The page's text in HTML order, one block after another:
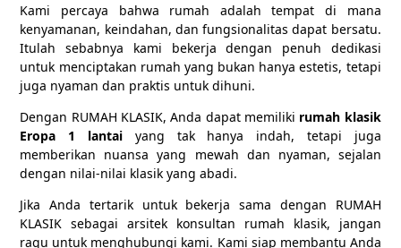
Kami percaya bahwa rumah adalah tempat di mana
kenyamanan, keindahan, dan fungsionalitas dapat bersatu.
Itulah sebabnya kami bekerja dengan penuh dedikasi
untuk menciptakan rumah yang bukan hanya estetis, tetapi
juga nyaman dan praktis untuk dihuni.
Dengan RUMAH KLASIK, Anda dapat memiliki rumah klasik
Eropa 1 lantaiyang tak hanya indah, tetapi juga
memberikan nuansa yang mewah dan nyaman, sejalan
dengan nilai-nilai klasik yang abadi.
Jika Anda tertarik untuk bekerja sama dengan RUMAH
KLASIK sebagai arsitek konsultan rumah klasik, jangan
ragu untuk menghubungi kami. Kami siap membantu Anda